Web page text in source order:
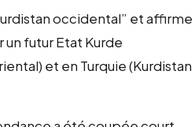
occidental” et affirme
futur Etat Kurde
et en Turquie (Kurdistan